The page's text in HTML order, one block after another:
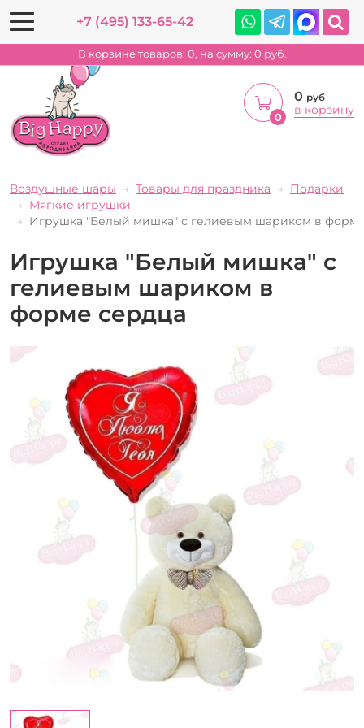
+7 (495) 133-65-42
В корзине товаров: 0, на сумму: 0 руб.
0
0 руб
в корзину
Воздушные шары Товары для праздника
Подарки
Мягкие игрушки
Игрушка "Белый мишка" с гелиевым шариком в
Игрушка "Белый мишка" с
гелиевым шариком в
форме сердца